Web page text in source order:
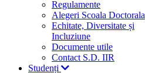
Regulamente
Alegeri Scoala Doctorala
Echitate, Diversitate și
Incluziune
Documente utile
Contact S.D. IIR
Studenți